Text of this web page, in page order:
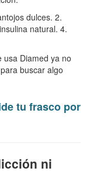
dulces. 2.
natural. 4.
usa Diamed ya no
buscar algo
tu frasco por
ni